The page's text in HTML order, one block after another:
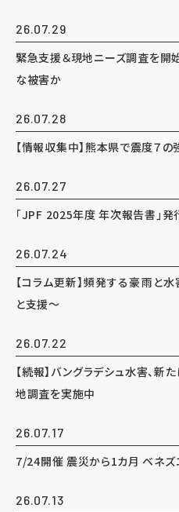
26.07.29
緊急支援＆現地ニーズ調査を開
な被害か
26.07.28
【情報収集中】熊本県で震度７
26.07.27
「JPF 2025年度 年次報告書」発
26.07.24
【コラム更新】頻発する豪雨と
と支援～
26.07.22
【続報】バングラデシュ水害、
地調査を実施中
26.07.17
7/24開催 震災から1カ月 ベネ
26.07.13